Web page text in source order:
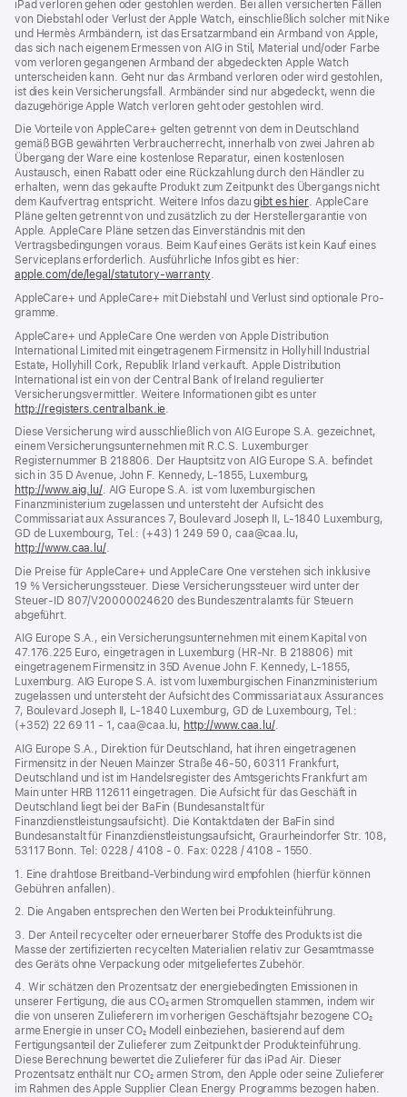
iPad verloren gehen oder gestohlen werden. Bei allen versicherten Fällen
von Diebstahl oder Verlust der Apple Watch, einschließlich solcher mit Nike
und Hermès Armbändern, ist das Ersatzarmband ein Armband von Apple,
das sich nach eigenem Ermessen von AIG in Stil, Material und/oder Farbe
vom verloren gegangenen Armband der abgedeckten Apple Watch
unterscheiden kann. Geht nur das Armband verloren oder wird gestohlen,
ist dies kein Versicherungsfall. Armbänder sind nur abgedeckt, wenn die
dazugehörige Apple Watch verloren geht oder gestohlen wird.
Die Vorteile von AppleCare+ gelten getrennt von dem in Deutschland
gemäß BGB gewährten Verbraucher­recht, inner­halb von zwei Jahren ab
Übergang der Ware eine kosten­lose Reparatur, einen kosten­losen
Austausch, einen Rabatt oder eine Rück­zahlung durch den Händler zu
erhalten, wenn das gekaufte Produkt zum Zeit­punkt des Übergangs nicht
dem Kauf­vertrag ent­spricht. Weitere Infos dazugibt es hier(Öffnet
ein
Fenster)
. AppleCare
Pläne gelten getrennt von und zu­sätz­lich zu der Hersteller­garantie von
Apple. AppleCare Pläne setzen das Einverständnis mit den
Vertragsbedingungen voraus. Beim Kauf eines Geräts ist kein Kauf eines
Serviceplans erfor­der­lich. Ausführliche Infos gibt es hier:
apple.com/de/legal/statutory-warranty(Öffnet
neues
.
AppleCare+ und AppleCare+ mit Dieb­stahl und Verlust sind optionale Pro­
gramme.
AppleCare+ und AppleCare One werden von Apple Distribution
International Limited mit eingetragenem Firmensitz in Hollyhill Industrial
Estate, Hollyhill Cork, Republik Irland verkauft. Apple Distribution
International ist ein von der Central Bank of Ireland regulierter
Versicherungsvermittler. Weitere Informationen gibt es unter
http://registers.centralbank.ie
neues
Fenster)
Diese Versicherung wird ausschließlich von AIG Europe S.A. gezeichnet,
einem Versicherungsunternehmen mit R.C.S. Luxemburger
Registernummer B 218806. Der Hauptsitz von AIG Europe S.A. befindet
sich in 35 D Avenue, John F. Kennedy, L‑1855, Luxemburg,
http://www.aig.lu/(Öffnet
ein
neues
Fenster)
. AIG Europe S.A. ist vom luxemburgischen
Finanzministerium zugelassen und untersteht der Aufsicht des
Commissariat aux Assurances 7, Boulevard Joseph II, L‑1840 Luxemburg,
GD de Luxembourg, Tel.: (+43) 1 249 59 0, caa@caa.lu,
http://www.caa.lu/(Öffnet
neues
Fenster)
.
Die Preise für AppleCare+ und AppleCare One verstehen sich inklusive
19 % Versicherungssteuer. Diese Versicherungssteuer wird unter der
Steuer‑ID 807/V20000024620 des Bundeszentralamts für Steuern
abgeführt.
AIG Europe S.A., ein Versicherungsunternehmen mit einem Kapital von
47.176.225 Euro, eingetragen in Luxemburg (HR-Nr. B 218806) mit
eingetragenem Firmensitz in 35D Avenue John F. Kennedy, L-1855,
Luxemburg. AIG Europe S.A. ist vom luxemburgischen Finanzministerium
zugelassen und untersteht der Aufsicht des Commissariat aux Assurances
7, Boulevard Joseph II, L‑1840 Luxemburg, GD de Luxembourg, Tel.:
(+352) 22 69 11 - 1, caa@caa.lu, http://www.caa.lu/(Öffnet
neues
Fenster)
.
AIG Europe S.A., Direktion für Deutschland, hat ihren eingetragenen
Firmensitz in der Neuen Mainzer Straße 46‑50, 60311 Frankfurt,
Deutschland und ist im Handelsregister des Amtsgerichts Frankfurt am
Main unter HRB 112611 eingetragen. Die Aufsicht für das Geschäft in
Deutschland liegt bei der BaFin (Bundesanstalt für
Finanzdienstleistungsaufsicht). Die Kontaktdaten der BaFin sind
Bundesanstalt für Finanzdienstleistungsaufsicht, Graurheindorfer Str. 108,
53117 Bonn. Tel: 0228 / 4108 - 0. Fax: 0228 / 4108 - 1550.
1. Eine drahtlose Breitband-Verbindung wird empfohlen (hierfür können
Gebühren anfallen).
2. Die Angaben entsprechen den Werten bei Produkteinführung.
3. Der Anteil recycelter oder erneuerbarer Stoffe des Produkts ist die
Masse der zertifizierten recycelten Materialien relativ zur Gesamtmasse
des Geräts ohne Verpackung oder mitgeliefertes Zubehör.
4. Wir schätzen den Prozentsatz der energiebedingten Emissionen in
unserer Fertigung, die aus CO₂ armen Stromquellen stammen, indem wir
die von unseren Zulieferern im vorherigen Geschäftsjahr bezogene CO₂
arme Energie in unser CO₂ Modell einbeziehen, basierend auf dem
Fertigungsanteil der Zulieferer zum Zeitpunkt der Produkt­einführung.
Diese Berechnung bewertet die Zulieferer für das iPad Air. Dieser
Prozentsatz enthält nur CO₂ armen Strom, den Apple oder seine Zulieferer
im Rahmen des Apple Supplier Clean Energy Programms bezogen haben.